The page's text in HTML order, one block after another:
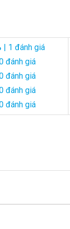
bức tranh
hiện tốt nhất
| 1 đánh giá
đánh giá
đánh giá
đánh giá
đánh giá